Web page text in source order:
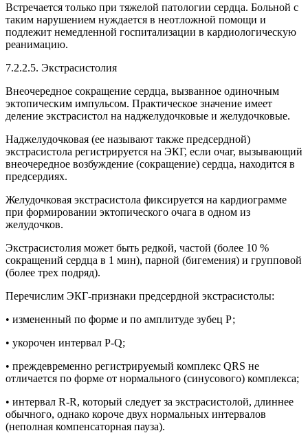
Встречается только при тяжелой патологии сердца. Больной с
таким нарушением нуждается в неотложной помощи и
подлежит немедленной госпитализации в кардиологическую
реанимацию.
7.2.2.5. Экстрасистолия
Внеочередное сокращение сердца, вызванное одиночным
эктопическим импульсом. Практическое значение имеет
деление экстрасистол на наджелудочковые и желудочковые.
Наджелудочковая (ее называют также предсердной)
экстрасистола регистрируется на ЭКГ, если очаг, вызывающий
внеочередное возбуждение (сокращение) сердца, находится в
предсердиях.
Желудочковая экстрасистола фиксируется на кардиограмме
при формировании эктопического очага в одном из
желудочков.
Экстрасистолия может быть редкой, частой (более 10 %
сокращений сердца в 1 мин), парной (бигемения) и групповой
(более трех подряд).
Перечислим ЭКГ-признаки предсердной экстрасистолы:
• измененный по форме и по амплитуде зубец Р;
• укорочен интервал Р-Q;
• преждевременно регистрируемый комплекс QRS не
отличается по форме от нормального (синусового) комплекса;
• интервал R-R, который следует за экстрасистолой, длиннее
обычного, однако короче двух нормальных интервалов
(неполная компенсаторная пауза).